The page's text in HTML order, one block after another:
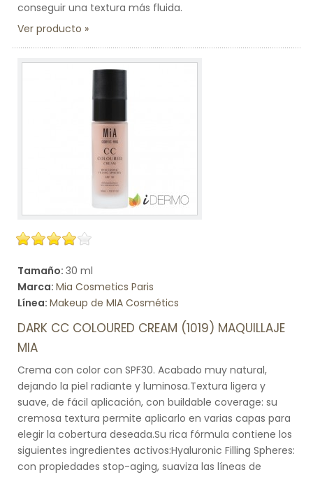
conseguir una textura más fluida.
Ver producto
Tamaño: 30 ml
Marca: Mia Cosmetics Paris
Línea: Makeup de MIA Cosmétics
DARK CC COLOURED CREAM (1019) MAQUILLAJE
MIA
Crema con color con SPF30. Acabado muy natural,
dejando la piel radiante y luminosa.Textura ligera y
suave, de fácil aplicación, con buildable coverage: su
cremosa textura permite aplicarlo en varias capas para
elegir la cobertura deseada.Su rica fórmula contiene los
siguientes ingredientes activos:Hyaluronic Filling Spheres:
con propiedades stop-aging, suaviza las líneas de